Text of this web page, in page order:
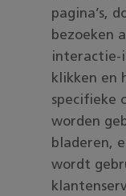
pagina’s,
bezoeken
interactie-
klikken en
specifieke
worden
bladeren,
wordt